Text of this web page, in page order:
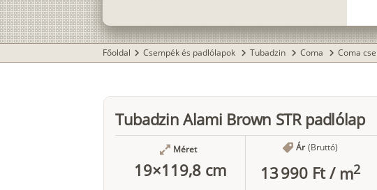
Főoldal chevron_right Csempék és padlólapok chevron_right Tubadzin chevron_right Coma chevron_right Coma
Tubadzin Alami Brown STR padlólap
Méret
19×119,8 cm
Ár (Bruttó)
13 990 Ft/ m2